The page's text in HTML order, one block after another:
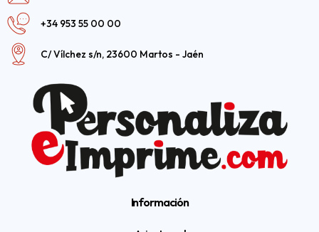
+34 953 55 00 00
C/ Vílchez s/n, 23600 Martos - Jaén
Información